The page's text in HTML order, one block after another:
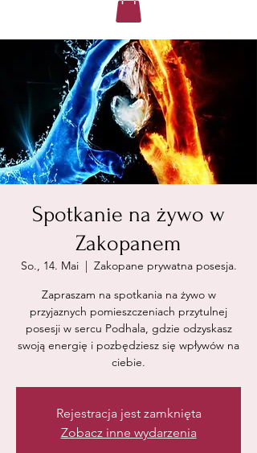
Spotkanie na żywo w
Zakopanem
So., 14. Mai
  |
Zakopane prywatna posesja.
Zapraszam na spotkania na żywo w
przyjaznych pomieszczeniach przytulnej
posesji w sercu Podhala, gdzie odzyskasz
swoją energię i pozbędziesz się wpływów na
ciebie.
Rejestracja jest zamknięta
Zobacz inne wydarzenia